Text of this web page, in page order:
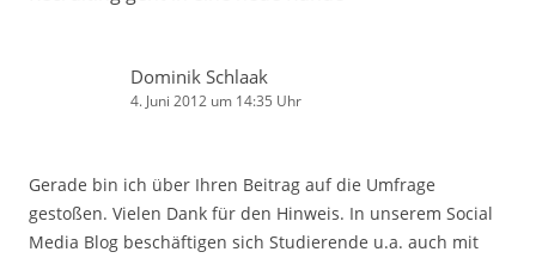
Dominik Schlaak
4. Juni 2012 um 14:35 Uhr
Gerade bin ich über Ihren Beitrag auf die Umfrage
gestoßen. Vielen Dank für den Hinweis. In unserem Social
Media Blog beschäftigen sich Studierende u.a. auch mit